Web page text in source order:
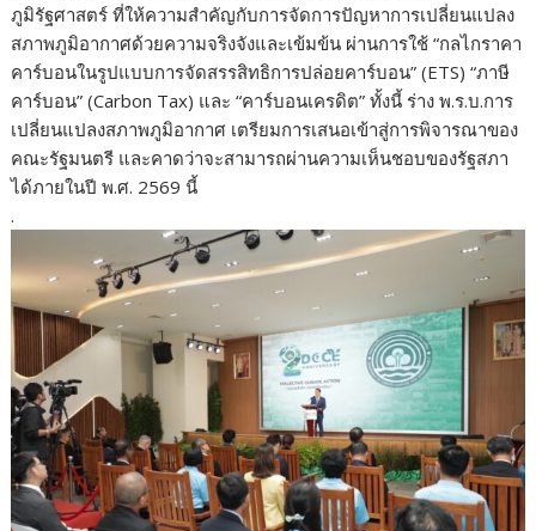
ภูมิรัฐศาสตร์ ที่ให้ความสำคัญกับการจัดการปัญหาการเปลี่ยนแปลง
สภาพภูมิอากาศด้วยความจริงจังและเข้มข้น ผ่านการใช้ “กลไกราคา
คาร์บอนในรูปแบบการจัดสรรสิทธิการปล่อยคาร์บอน” (ETS) “ภาษี
คาร์บอน” (Carbon Tax) และ “คาร์บอนเครดิต” ทั้งนี้ ร่าง พ.ร.บ.การ
เปลี่ยนแปลงสภาพภูมิอากาศ เตรียมการเสนอเข้าสู่การพิจารณาของ
คณะรัฐมนตรี และคาดว่าจะสามารถผ่านความเห็นชอบของรัฐสภา
ได้ภายในปี พ.ศ. 2569 นี้
.